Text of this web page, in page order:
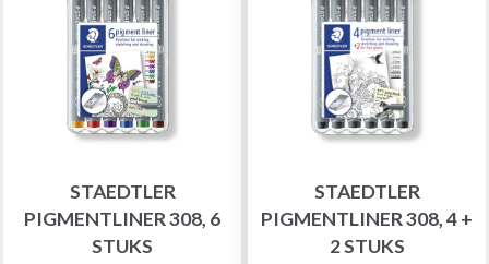
STAEDTLER
PIGMENTLINER 308, 6
STUKS
STAEDTLER
PIGMENTLINER 308, 4 +
2 STUKS